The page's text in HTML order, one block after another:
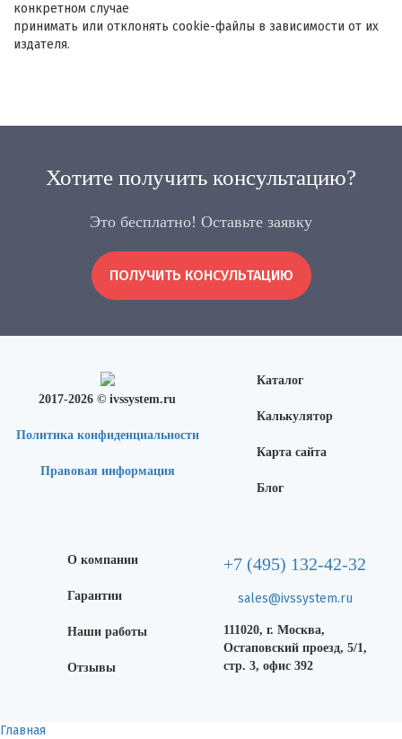
конкретном случае
принимать или отклонять cookie-файлы в зависимости от их
издателя.
Хотите получить консультацию?
Это бесплатно! Оставьте заявку
ПОЛУЧИТЬ КОНСУЛЬТАЦИЮ
2017-2026 © ivssystem.ru
Политика конфиденциальности
Правовая информация
Каталог
Калькулятор
Карта сайта
Блог
О компании
Гарантии
Наши работы
Отзывы
+7 (495) 132-42-32
sales@ivssystem.ru
111020, г. Москва,
Остаповский проезд, 5/1,
стр. 3, офис 392
Главная